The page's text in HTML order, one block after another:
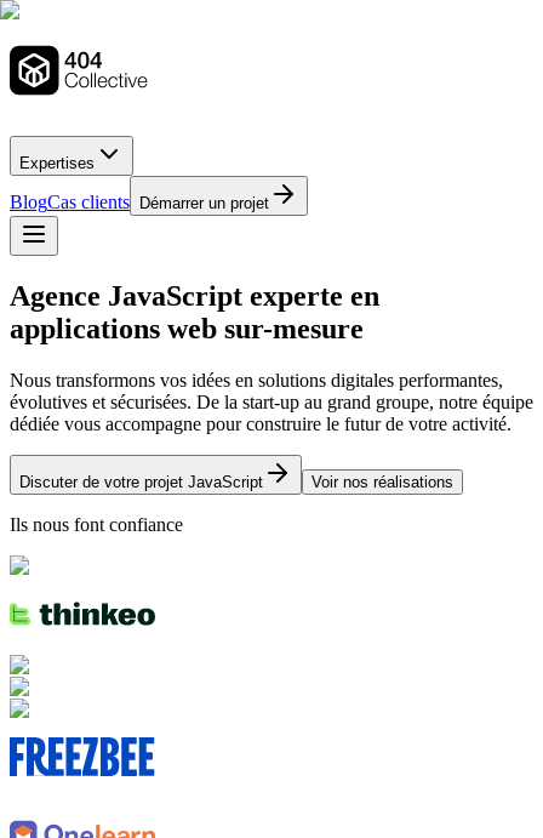
Expertises
BlogCas clients Démarrer un projet
Agence JavaScript experte en
applications web sur-mesure
Nous transformons vos idées en solutions digitales performantes,
évolutives et sécurisées. De la start-up au grand groupe, notre équipe
dédiée vous accompagne pour construire le futur de votre activité.
Discuter de votre projet JavaScript Voir nos réalisations
Ils nous font confiance